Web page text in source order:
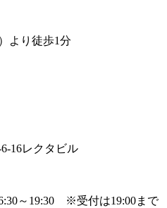
より徒歩1分
16レクタビル
～19:30 ※受付は19:00まで